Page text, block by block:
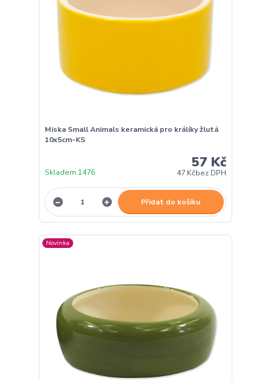
Miska Small Animals keramická pro králíky žlutá
10x5cm-KS
57 Kč
47 Kčbez DPH
Skladem 1476
Přidat do košíku
Novinka